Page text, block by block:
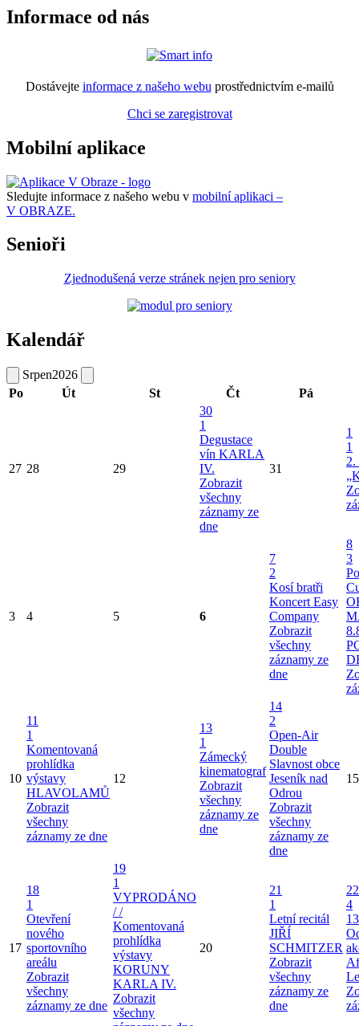
Informace od nás
Dostávejte informace z našeho webu prostřednictvím e-mailů
Chci se zaregistrovat
Mobilní aplikace
Sledujte informace z našeho webu v mobilní aplikaci –
V OBRAZE.
Senioři
Zjednodušená verze stránek nejen pro seniory
Kalendář
Srpen2026
Po
Út St Čt Pá
27 28 29
30
1
Degustace
vín KARLA
IV.
Zobrazit
všechny
záznamy ze
dne
31
1
1
2.
3 4 5 6
7
2
Kosí bratři
Koncert Easy
Company
Zobrazit
všechny
záznamy ze
dne
8
3
10
11
1
Komentovaná
prohlídka
výstavy
HLAVOLAMŮ
Zobrazit
všechny
záznamy ze dne
12
13
1
Zámecký
kinematograf
Zobrazit
všechny
záznamy ze
dne
14
2
Open-Air
Double
Slavnost obce
Jeseník nad
Odrou
Zobrazit
všechny
záznamy ze
dne
15
17
18
1
Otevření
nového
sportovního
areálu
Zobrazit
všechny
záznamy ze dne
19
1
VYPRODÁNO
/ /
Komentovaná
prohlídka
výstavy
KORUNY
KARLA IV.
Zobrazit
všechny
20
21
1
Letní recitál
JIŘÍ
SCHMITZER
Zobrazit
všechny
záznamy ze
dne
22
4